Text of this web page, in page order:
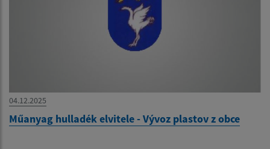
04.12.2025
Műanyag hulladék elvitele - Vývoz plastov z obce